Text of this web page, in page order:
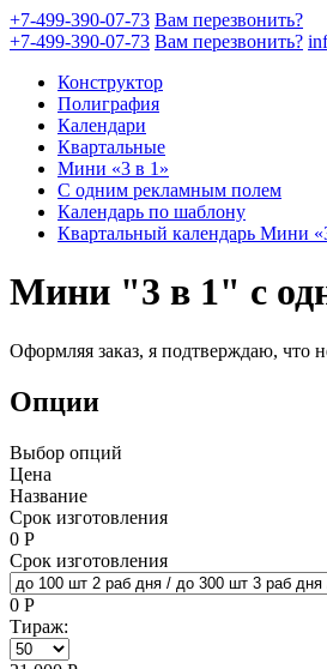
+7-499-390-07-73 Вам перезвонить?
+7-499-390-07-73 Вам перезвонить?
Конструктор
Полиграфия
Календари
Квартальные
Мини «3 в 1»
С одним рекламным полем
Календарь по шаблону
Квартальный календарь Мини
Мини "3 в 1" с
Оформляя заказ, я подтверждаю, что
Опции
Выбор опций
Цена
Название
Срок изготовления
0 Р
Срок изготовления
0 Р
Тираж: